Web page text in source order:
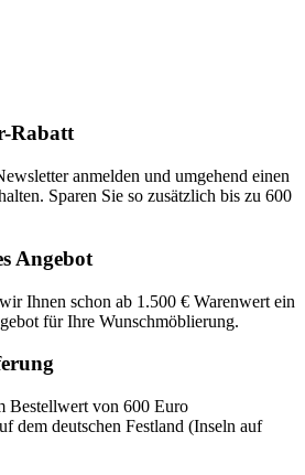
Rabatt
anmelden und umgehend einen
Sparen Sie so zusätzlich bis zu 600
Angebot
Ihnen schon ab 1.500 € Warenwert ein
für Ihre Wunschmöblierung.
Bestellwert von 600 Euro
dem deutschen Festland (Inseln auf